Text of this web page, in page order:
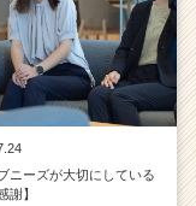
ニーズが大切にしている
謝】